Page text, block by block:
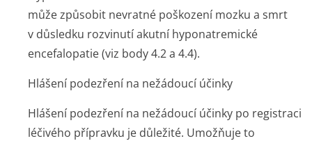
může způsobit nevratné poškození mozku a smrt
v důsledku rozvinutí akutní hyponatremické
encefalopatie (viz body 4.2 a 4.4).
Hlášení podezření na nežádoucí účinky
Hlášení podezření na nežádoucí účinky po registraci
léčivého přípravku je důležité. Umožňuje to